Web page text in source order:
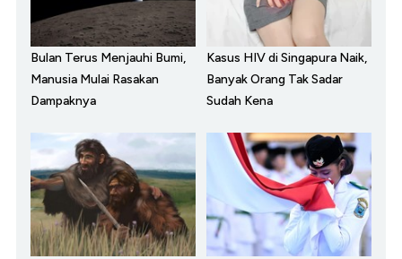
Bulan Terus Menjauhi Bumi,
Manusia Mulai Rasakan
Dampaknya
Kasus HIV di Singapura Naik,
Banyak Orang Tak Sadar
Sudah Kena